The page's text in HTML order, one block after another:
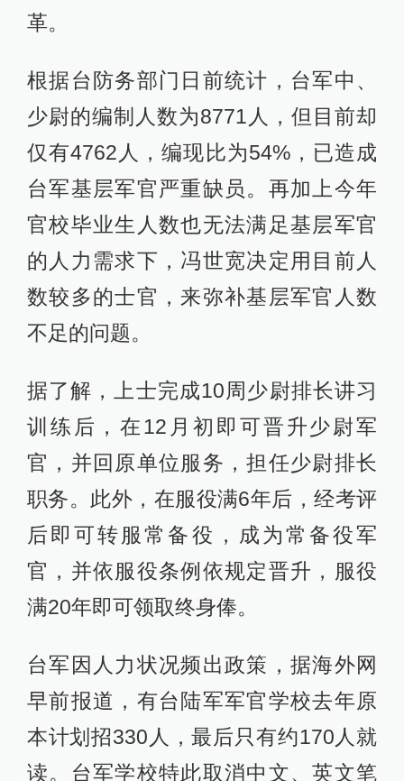
革。
根据台防务部门日前统计，台军中、
少尉的编制人数为8771人，但目前却
仅有4762人，编现比为54%，已造成
台军基层军官严重缺员。再加上今年
官校毕业生人数也无法满足基层军官
的人力需求下，冯世宽决定用目前人
数较多的士官，来弥补基层军官人数
不足的问题。
据了解，上士完成10周少尉排长讲习
训练后，在12月初即可晋升少尉军
官，并回原单位服务，担任少尉排长
职务。此外，在服役满6年后，经考评
后即可转服常备役，成为常备役军
官，并依服役条例依规定晋升，服役
满20年即可领取终身俸。
台军因人力状况频出政策，据海外网
早前报道，有台陆军军官学校去年原
本计划招330人，最后只有约170人就
读。台军学校特此取消中文、英文笔